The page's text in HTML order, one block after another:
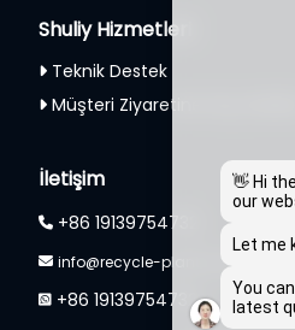
Shuliy Hizmetleri
Teknik Destek
Müşteri Ziyaretine Hoş Geldiniz
İletişim
+86 19139754732
info@recycle-plant.com
+86 19139754732
👋 Hi
our
Let me
You
latest